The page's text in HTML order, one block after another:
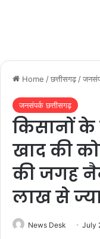
Home /छत्तीसगढ़ /
जनसंपर्क छत्तीसगढ़
किसानों के
खाद की
की जगह
लाख से
News Desk July